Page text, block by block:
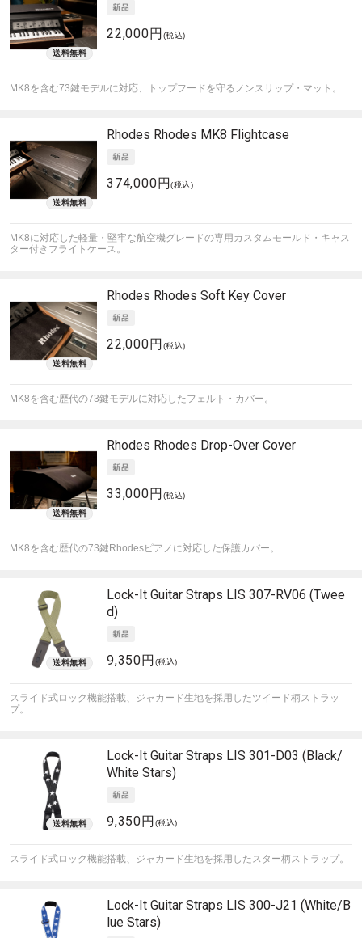
22,000円 (税込)
MK8を含む73鍵モデルに対応、トップフードを守るノンスリップ・マット。
Rhodes Rhodes MK8 Flightcase
374,000円(税込)
MK8に対応した軽量・堅牢な航空機グレードの専用カスタムモールド・キャス
ター付きフライトケース。
Rhodes Rhodes Soft Key Cover
22,000円 (税込)
MK8を含む歴代の73鍵モデルに対応したフェルト・カバー。
Rhodes Rhodes Drop-Over Cover
33,000円 (税込)
MK8を含む歴代の73鍵Rhodesピアノに対応した保護カバー。
Lock-It Guitar Straps LIS 307-RV06 (Twee
d)
9,350円 (税込)
スライド式ロック機能搭載、ジャカード生地を採用したツイード柄ストラッ
プ。
Lock-It Guitar Straps LIS 301-D03 (Black/
White Stars)
9,350円 (税込)
スライド式ロック機能搭載、ジャカード生地を採用したスター柄ストラップ。
Lock-It Guitar Straps LIS 300-J21 (White/B
lue Stars)